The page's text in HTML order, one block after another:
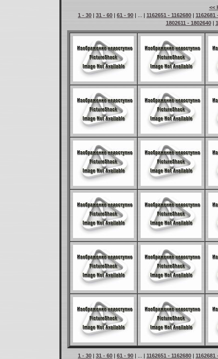
<<
1 - 30 | 31 - 60 | 61 - 90 | ... | 1162651 - 1162680 | 1162681
1802611 - 1802640|
1 - 30 | 31 - 60 | 61 - 90 | ... | 1162651 - 1162680 | 1162681